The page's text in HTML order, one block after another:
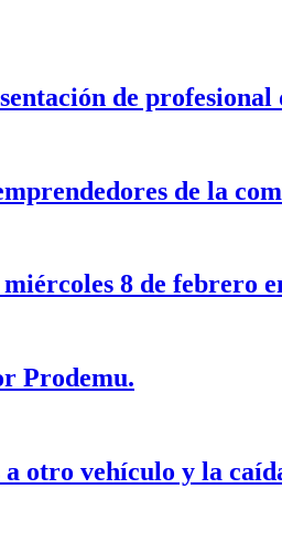
de profesional
de la
8 de febrero
Prodemu.
otro vehículo y la